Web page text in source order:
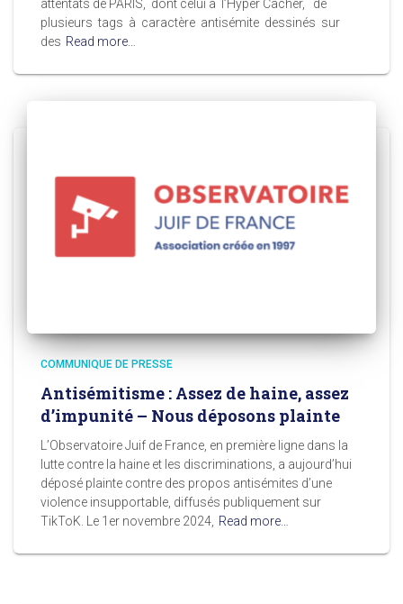
attentats de PARIS, dont celui à l’Hyper Cacher, de
plusieurs tags à caractère antisémite dessinés sur
des Read more…
COMMUNIQUE DE PRESSE
Antisémitisme : Assez de haine, assez
d’impunité – Nous déposons plainte
L’Observatoire Juif de France, en première ligne dans la
lutte contre la haine et les discriminations, a aujourd’hui
déposé plainte contre des propos antisémites d’une
violence insupportable, diffusés publiquement sur
TikToK. Le 1er novembre 2024, Read more…